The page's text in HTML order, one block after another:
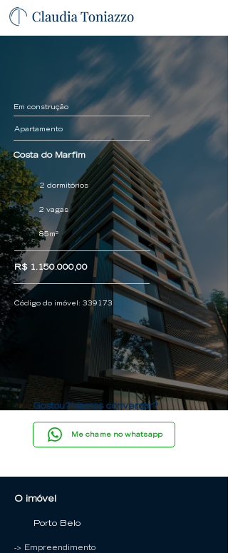
Em construção
Apartamento
Costa do Marfim
2 dormitórios
2 vagas
85m²
R$1.150.000,00
Código do imóvel: 339173
Gostou? Vamos conversar?
Me chame no whatsapp
O imóvel
Porto Belo
-> Empreendimento